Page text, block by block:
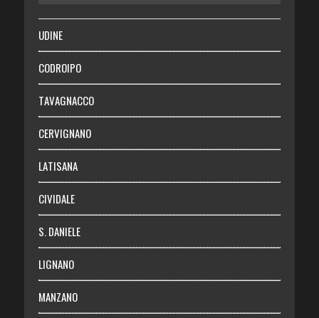
SALUTE
Necrologie
Chi siamo
Abbonati
Login
UDINE
CODROIPO
TAVAGNACCO
CERVIGNANO
LATISANA
CIVIDALE
S. DANIELE
LIGNANO
MANZANO